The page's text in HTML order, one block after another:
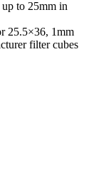
to 25mm in
25.5×36, 1mm
filter cubes